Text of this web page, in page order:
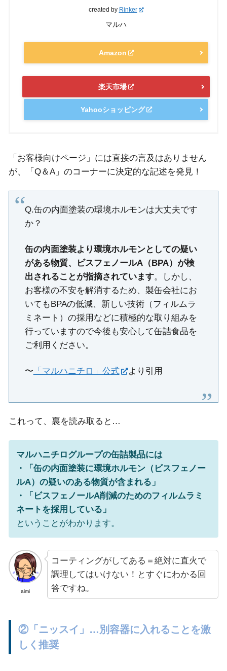
created by Rinker
マルハ
Amazon
楽天市場
Yahooショッピング
「お客様向けページ」には直接の言及はありません
が、「Q＆A」のコーナーに決定的な記述を発見！
Q.缶の内面塗装の環境ホルモンは大丈夫です
か？
缶の内面塗装より環境ホルモンとしての疑い
がある物質、ビスフェノールA（BPA）が検
出されることが指摘されています。しかし、
お客様の不安を解消するため、製缶会社にお
いてもBPAの低減、新しい技術（フィルムラ
ミネート）の採用などに積極的な取り組みを
行っていますので今後も安心して缶詰食品を
ご利用ください。
〜 「マルハニチロ」公式 より引用
これって、裏を読み取ると…
マルハニチログループの缶詰製品には
・「缶の内面塗装に環境ホルモン（ビスフェノー
ルA）の疑いのある物質が含まれる」
・「ビスフェノールA削減のためのフィルムラミ
ネートを採用している」
ということがわかります。
aimi
コーティングがしてある＝絶対に直火で
調理してはいけない！とすぐにわかる回
答ですね。
②「ニッスイ」…別容器に入れることを激
しく推奨